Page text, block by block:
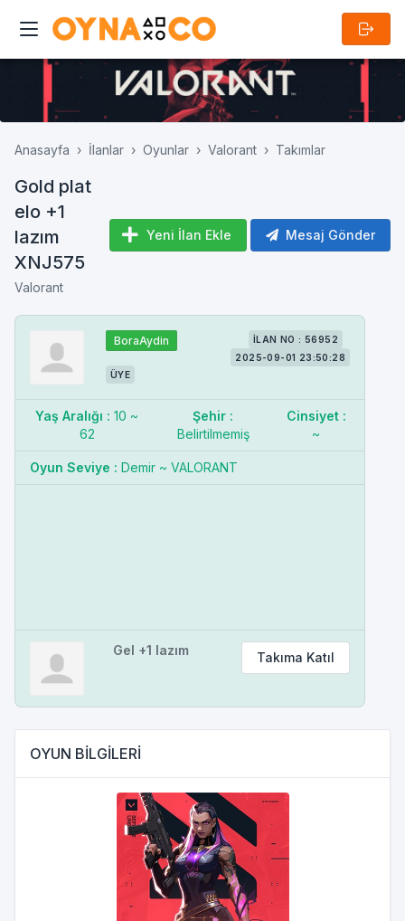
Anasayfa İlanlar Oyunlar Valorant Takımlar
Gold plat
elo +1
lazım
XNJ575
Valorant
Yeni İlan Ekle Mesaj Gönder
BoraAydin
ÜYE
İLAN NO : 56952
2025-09-01 23:50:28
Yaş Aralığı : 10 ~
62
Şehir :
Belirtilmemiş
Cinsiyet :
~
Oyun Seviye : Demir ~ VALORANT
Gel +1 lazım Takıma Katıl
OYUN BİLGİLERİ